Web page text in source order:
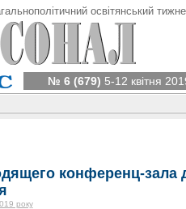
освітянський
№ 6 (679) 5-12 квітня
конференц-зала
року